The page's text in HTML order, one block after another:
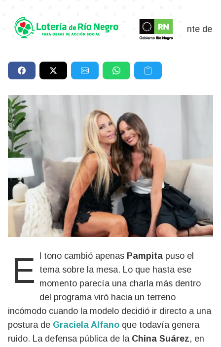
Graciela Alfano bancó a la China Suárez delante de
El tono cambió apenas Pampita puso el
tema sobre la mesa. Lo que hasta ese
momento parecía una charla más dentro
del programa viró hacia un terreno
incómodo cuando la modelo decidió ir directo a una
postura de Graciela Alfano que todavía genera
ruido. La defensa pública de la China Suárez, en